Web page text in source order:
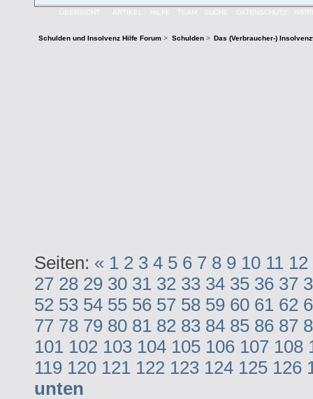
ÜBERSICHT ARTIKEL HILFE TEAM SUCHE DATENSCHUTZ
Schulden und Insolvenz Hilfe Forum > Schulden> Das (Verbraucher-)
Seiten: « 1 2 3 4 5 6 7 8 9 10 11 12
27 28 29 30 31 32 33 34 35 36 37
52 53 54 55 56 57 58 59 60 61 62
77 78 79 80 81 82 83 84 85 86 87
101 102 103 104 105 106 107 108
119 120 121 122 123 124 125 126
unten